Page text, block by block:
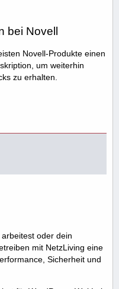
bei Novell
Novell-Produkte einen
um weiterhin
zu erhalten.
oder dein
mit NetzLiving eine
Sicherheit und